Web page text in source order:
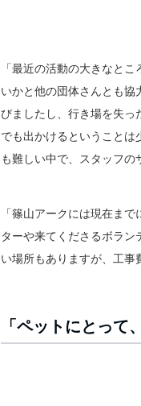
「最近の活動の大きなと
いかと他の団体さんとも
びましたし、行き場を失っ
でも出かけるということは
も難しい中で、スタッフの
「篠山アークには現在ま
ターや来てくださるボラ
い場所もありますが、工事
「ペットにとって